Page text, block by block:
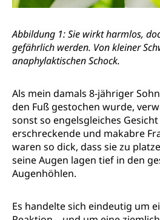
Abbildung 1: Sie wirkt harmlos,
gefährlich werden. Von kleiner
anaphylaktischen Schock.
Als mein damals 8-jähriger
den Fuß gestochen wurde,
sonst so engelsgleiches
erschreckende und makabre
waren so dick, dass sie zu
seine Augen lagen tief in den
Augenhöhlen.
Es handelte sich eindeutig um